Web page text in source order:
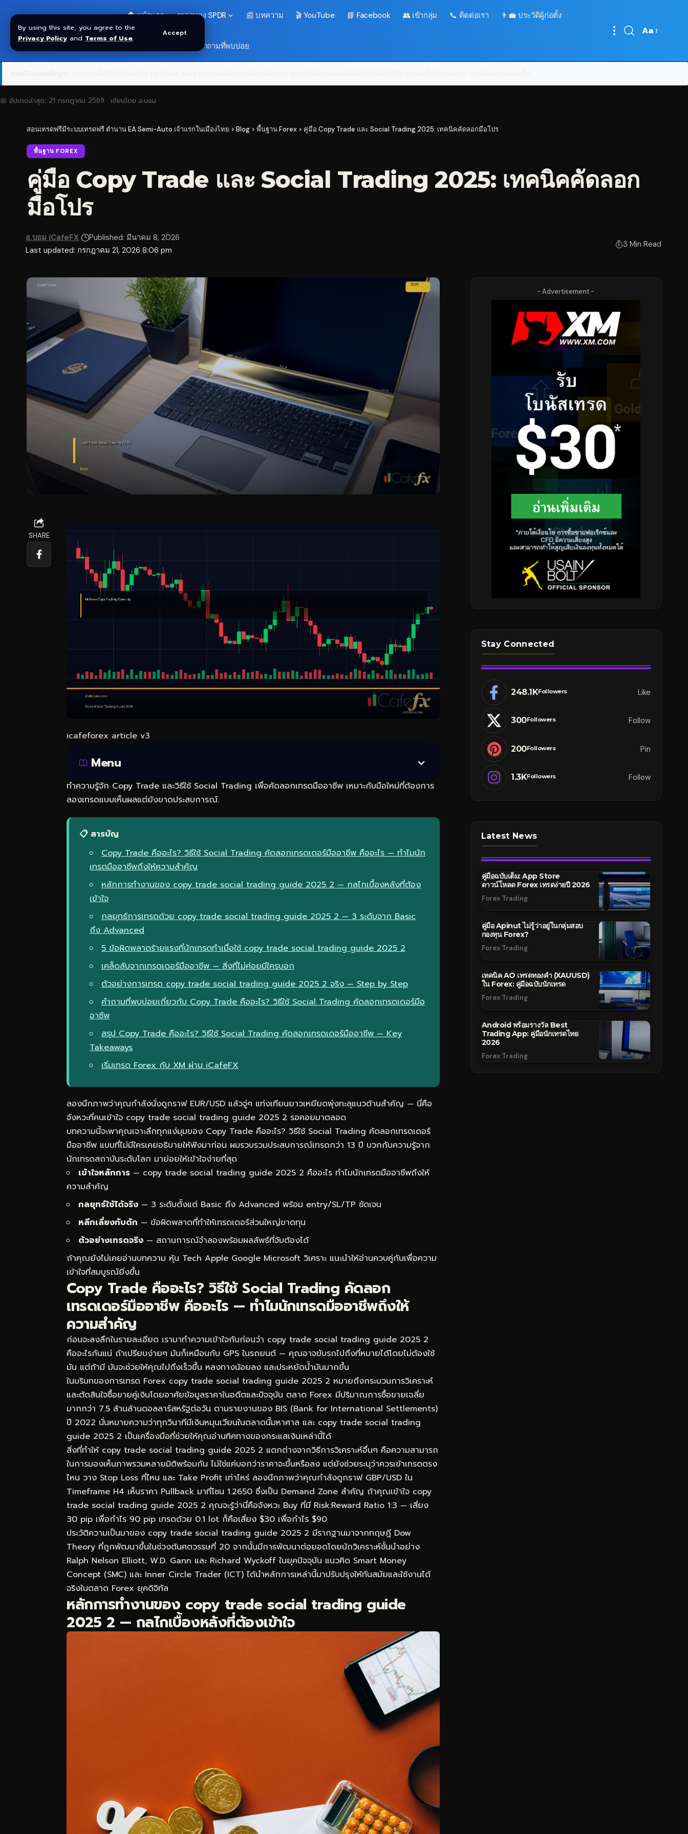
By using this site, you agree to the
Privacy Policy and Terms of Use.
Accept
🏠 หน้าแรก ราคาทอง SPDR 📰 บทความ 🎬 YouTube 📘 Facebook 👥 เข้ากลุ่ม 📞 ติดต่อเรา 👨‍💼 ประวัติผู้ก่อตั้ง
❓ คำถามที่พบบ่อย
Font
Aa
📅 อัปเดตล่าสุด: 21 กรกฎาคม 2569 · เขียนโดย อ.บอม
สอนเทรดฟรีมีระบบเทรดฟรี ตำนาน EA Semi-Auto เจ้าแรกในเมืองไทย > Blog > พื้นฐาน Forex > คู่มือ Copy Trade และ Social Trading 2025: เทคนิคคัดลอกมือโปร
พื้นฐาน FOREX
คู่มือ Copy Trade และ Social Trading 2025: เทคนิคคัดลอก
มือโปร
Last updated: กรกฎาคม 21, 2026 8:06 pm
อ.บอม iCafeFX Published: มีนาคม 8, 2026
3 Min Read
SHARE
icafeforex article v3
Menu
ทำความรู้จัก Copy Trade และวิธีใช้ Social Trading เพื่อคัดลอกเทรดมืออาชีพ เหมาะกับมือใหม่ที่ต้องการ
ลองเทรดแบบเห็นผลแต่ยังขาดประสบการณ์.
📋 สารบัญ
Copy Trade คืออะไร? วิธีใช้ Social Trading คัดลอกเทรดเดอร์มืออาชีพ คืออะไร — ทำไมนัก
เทรดมืออาชีพถึงให้ความสำคัญ
หลักการทำงานของ copy trade social trading guide 2025 2 — กลไกเบื้องหลังที่ต้อง
เข้าใจ
กลยุทธ์การเทรดด้วย copy trade social trading guide 2025 2 — 3 ระดับจาก Basic
ถึง Advanced
5 ข้อผิดพลาดร้ายแรงที่นักเทรดทำเมื่อใช้ copy trade social trading guide 2025 2
เคล็ดลับจากเทรดเดอร์มืออาชีพ — สิ่งที่ไม่ค่อยมีใครบอก
ตัวอย่างการเทรด copy trade social trading guide 2025 2 จริง — Step by Step
คำถามที่พบบ่อยเกี่ยวกับ Copy Trade คืออะไร? วิธีใช้ Social Trading คัดลอกเทรดเดอร์มือ
อาชีพ
สรุป Copy Trade คืออะไร? วิธีใช้ Social Trading คัดลอกเทรดเดอร์มืออาชีพ — Key
Takeaways
เริ่มเทรด Forex กับ XM ผ่าน iCafeFX
ลองนึกภาพว่าคุณกำลังนั่งดูกราฟ EUR/USD แล้วจู่ๆ แท่งเทียนยาวเหยียดพุ่งทะลุแนวต้านสำคัญ — นี่คือ
จังหวะที่คนเข้าใจ copy trade social trading guide 2025 2 รอคอยมาตลอด
บทความนี้จะพาคุณเจาะลึกทุกแง่มุมของ Copy Trade คืออะไร? วิธีใช้ Social Trading คัดลอกเทรดเดอร์
มืออาชีพ แบบที่ไม่มีใครเคยอธิบายให้ฟังมาก่อน ผมรวบรวมประสบการณ์เทรดกว่า 13 ปี บวกกับความรู้จาก
นักเทรดสถาบันระดับโลก มาย่อยให้เข้าใจง่ายที่สุด
เข้าใจหลักการ — copy trade social trading guide 2025 2 คืออะไร ทำไมนักเทรดมืออาชีพถึงให้
ความสำคัญ
กลยุทธ์ใช้ได้จริง — 3 ระดับตั้งแต่ Basic ถึง Advanced พร้อม entry/SL/TP ชัดเจน
หลีกเลี่ยงกับดัก — ข้อผิดพลาดที่ทำให้เทรดเดอร์ส่วนใหญ่ขาดทุน
ตัวอย่างเทรดจริง — สถานการณ์จำลองพร้อมผลลัพธ์ที่จับต้องได้
ถ้าคุณยังไม่เคยอ่านบทความ หุ้น Tech Apple Google Microsoft วิเคราะ แนะนำให้อ่านควบคู่กันเพื่อความ
เข้าใจที่สมบูรณ์ยิ่งขึ้น
Copy Trade คืออะไร? วิธีใช้ Social Trading คัดลอก
เทรดเดอร์มืออาชีพ คืออะไร — ทำไมนักเทรดมืออาชีพถึงให้
ความสำคัญ
ก่อนจะลงลึกในรายละเอียด เรามาทำความเข้าใจกันก่อนว่า copy trade social trading guide 2025 2
คืออะไรกันแน่ ถ้าเปรียบง่ายๆ มันก็เหมือนกับ GPS ในรถยนต์ — คุณอาจขับรถไปถึงที่หมายได้โดยไม่ต้องใช้
มัน แต่ถ้ามี มันจะช่วยให้คุณไปถึงเร็วขึ้น หลงทางน้อยลง และประหยัดน้ำมันมากขึ้น
ในบริบทของการเทรด Forex copy trade social trading guide 2025 2 หมายถึงกระบวนการวิเคราะห์
และตัดสินใจซื้อขายคู่เงินโดยอาศัยข้อมูลราคาในอดีตและปัจจุบัน ตลาด Forex มีปริมาณการซื้อขายเฉลี่ย
มากกว่า 7.5 ล้านล้านดอลลาร์สหรัฐต่อวัน ตามรายงานของ BIS (Bank for International Settlements)
ปี 2022 นั่นหมายความว่าทุกวินาทีมีเงินหมุนเวียนในตลาดนี้มหาศาล และ copy trade social trading
guide 2025 2 เป็นเครื่องมือที่ช่วยให้คุณอ่านทิศทางของกระแสเงินเหล่านี้ได้
สิ่งที่ทำให้ copy trade social trading guide 2025 2 แตกต่างจากวิธีการวิเคราะห์อื่นๆ คือความสามารถ
ในการมองเห็นภาพรวมหลายมิติพร้อมกัน ไม่ใช่แค่บอกว่าราคาจะขึ้นหรือลง แต่ยังช่วยระบุว่าควรเข้าเทรดตรง
ไหน วาง Stop Loss ที่ไหน และ Take Profit เท่าไหร่ ลองนึกภาพว่าคุณกำลังดูกราฟ GBP/USD ใน
Timeframe H4 เห็นราคา Pullback มาที่โซน 1.2650 ซึ่งเป็น Demand Zone สำคัญ ถ้าคุณเข้าใจ copy
trade social trading guide 2025 2 คุณจะรู้ว่านี่คือจังหวะ Buy ที่มี Risk:Reward Ratio 1:3 — เสี่ยง
30 pip เพื่อกำไร 90 pip เทรดด้วย 0.1 lot ก็คือเสี่ยง $30 เพื่อกำไร $90
ประวัติความเป็นมาของ copy trade social trading guide 2025 2 มีรากฐานมาจากทฤษฎี Dow
Theory ที่ถูกพัฒนาขึ้นในช่วงต้นศตวรรษที่ 20 จากนั้นมีการพัฒนาต่อยอดโดยนักวิเคราะห์ชั้นนำอย่าง
Ralph Nelson Elliott, W.D. Gann และ Richard Wyckoff ในยุคปัจจุบัน แนวคิด Smart Money
Concept (SMC) และ Inner Circle Trader (ICT) ได้นำหลักการเหล่านี้มาปรับปรุงให้ทันสมัยและใช้งานได้
จริงในตลาด Forex ยุคดิจิทัล
หลักการทำงานของ copy trade social trading guide
2025 2 — กลไกเบื้องหลังที่ต้องเข้าใจ
- Advertisement -
Stay Connected
248.1KFollowers Like
300Followers Follow
200Followers Pin
1.3KFollowers Follow
Latest News
คู่มือฉบับเต็ม: App Store
ดาวน์โหลด Forex เทรดง่ายปี 2026
Forex Trading
คู่มือ Apinut ไม่รู้ว่าอยู่ในกลุ่มสอบ
กองทุน Forex?
Forex Trading
เทคนิค AO เทรดทองคำ (XAUUSD)
ใน Forex: คู่มือฉบับนักเทรด
Forex Trading
Android พร้อมรางวัล Best
Trading App: คู่มือนักเทรดไทย
2026
Forex Trading